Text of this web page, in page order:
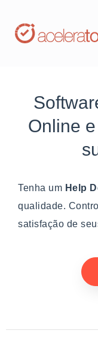
Online
Tenha um Help
qualidade.
satisfação de